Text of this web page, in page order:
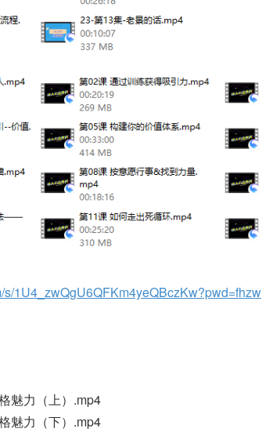
s/1U4_zwQgU6QFKm4yeQBczKw?pwd=fhzw
魅力（上）.mp4
魅力（下）.mp4